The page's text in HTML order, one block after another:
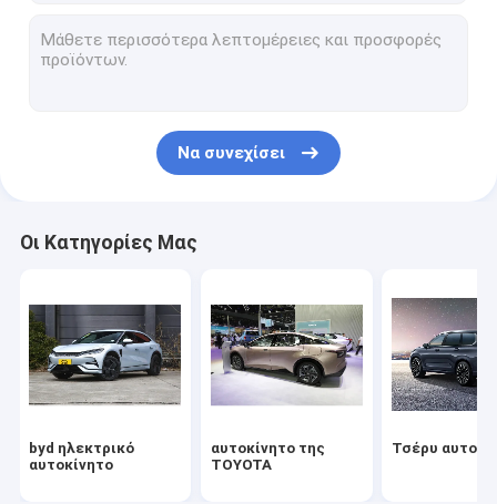
Ηλεκτρικό αυτοκίνητο Xiaomi
Αυτοκίνητο Mercedes
Ηλεκτρικό αυτοκίνητο Seres
Ηλεκτρικό αυτοκίνητο της Lynk & Co
Ηλεκτρικό αυτοκίνητο
Χρησιμοποιημένο αυτοκίνητο
Να συνεχίσει
Οι Κατηγορίες Μας
byd ηλεκτρικό
αυτοκίνητο
αυτοκίνητο της
TOYOTA
Τσέρυ